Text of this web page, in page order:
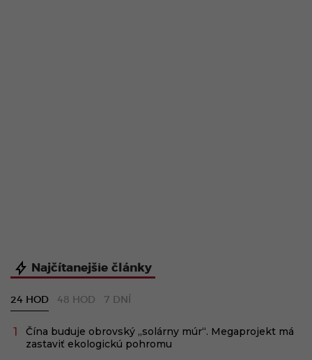
Najčítanejšie články
24 HOD 48 HOD 7 DNÍ
Čína buduje obrovský „solárny múr“. Megaprojekt má
zastaviť ekologickú pohromu